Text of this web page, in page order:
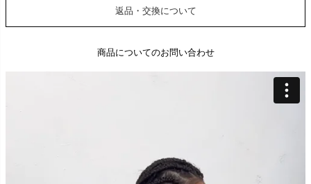
返品・交換について
商品についてのお問い合わせ